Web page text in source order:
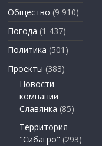
Общество (9 910)
Погода (1 437)
Политика (501)
Проекты (383)
Новости
компании
Славянка (85)
Территория
"Сибагро" (293)